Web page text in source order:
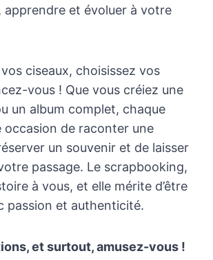
apprendre et évoluer à votre
ciseaux, choisissez vos
vous ! Que vous créiez une
un album complet, chaque
occasion de raconter une
un souvenir et de laisser
passage. Le scrapbooking,
à vous, et elle mérite d’être
passion et authenticité.
et surtout, amusez-vous !